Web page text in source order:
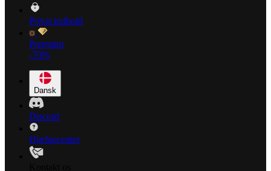
Privat indhold
Premium
-70%
Dansk
Discord
Hjælpecenter